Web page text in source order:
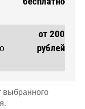
от 200
рублей
выбранного